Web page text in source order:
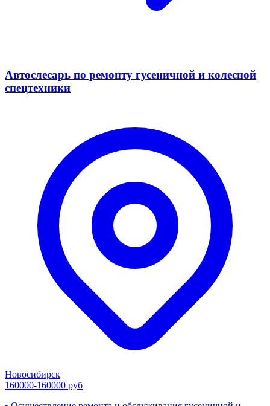
Автослесарь по ремонту гусеничной и колесной
спецтехники
Новосибирск
160000-160000 руб